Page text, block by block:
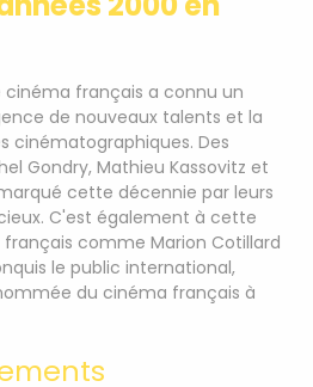
cinéma français a connu un
de nouveaux talents et la
cinématographiques. Des
Gondry, Mathieu Kassovitz et
cette décennie par leurs
C'est également à cette
comme Marion Cotillard
le public international,
du cinéma français à